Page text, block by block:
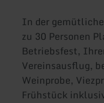
In der
zu 30 Personen
Betriebsfest,
Vereinsausflug,
Weinprobe,
Frühstück